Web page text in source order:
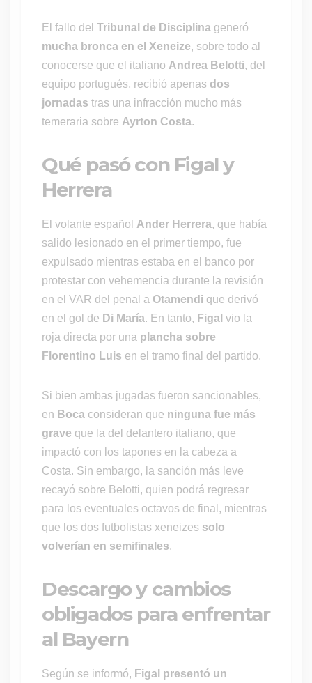
El fallo del Tribunal de Disciplina generó
mucha bronca en el Xeneize, sobre todo al
conocerse que el italiano Andrea Belotti, del
equipo portugués, recibió apenas dos
jornadas tras una infracción mucho más
temeraria sobre Ayrton Costa.
Qué pasó con Figal y
Herrera
El volante español Ander Herrera, que había
salido lesionado en el primer tiempo, fue
expulsado mientras estaba en el banco por
protestar con vehemencia durante la revisión
en el VAR del penal a Otamendi que derivó
en el gol de Di María. En tanto, Figal vio la
roja directa por una plancha sobre
Florentino Luis en el tramo final del partido.
Si bien ambas jugadas fueron sancionables,
en Boca consideran que ninguna fue más
grave que la del delantero italiano, que
impactó con los tapones en la cabeza a
Costa. Sin embargo, la sanción más leve
recayó sobre Belotti, quien podrá regresar
para los eventuales octavos de final, mientras
que los dos futbolistas xeneizes solo
volverían en semifinales.
Descargo y cambios
obligados para enfrentar
al Bayern
Según se informó, Figal presentó un